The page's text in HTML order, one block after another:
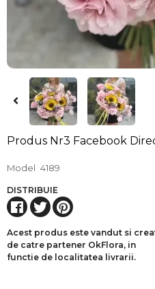
Produs Nr3 Facebook
Model 4189
DISTRIBUIE
Acest produs este vandut si
de catre partener OkFlora, in
functie de localitatea livrarii.